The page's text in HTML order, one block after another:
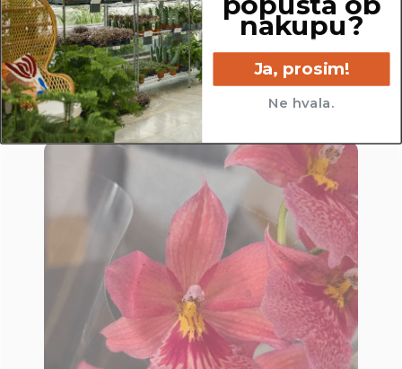
dejanske rastline, ki jo naročite. Ker je vsaka
rastlina unikatna, so možne manjše variacije. Med
prikazano in kupljeno rastlino so lahko manjše
razlike v velikosti, variegaciji, številu listov, vej,
cvetov, itd …
nakupu?
Ja, prosim!
Ne hvala.